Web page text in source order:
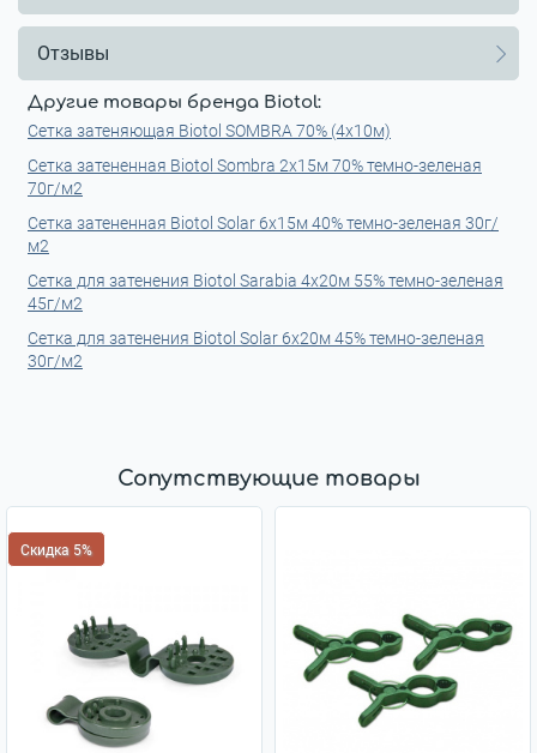
Отзывы
Другие товары бренда Biotol:
Сетка затеняющая Biotol SOMBRA 70% (4x10м)
Сетка затененная Biotol Sombra 2x15м 70% темно-зеленая
70г/м2
Сетка затененная Biotol Solar 6x15м 40% темно-зеленая 30г/
м2
Сетка для затенения Biotol Sarabia 4x20м 55% темно-зеленая
45г/м2
Сетка для затенения Biotol Solar 6х20м 45% темно-зеленая
30г/м2
Сопутствующие товары
Скидка 5%